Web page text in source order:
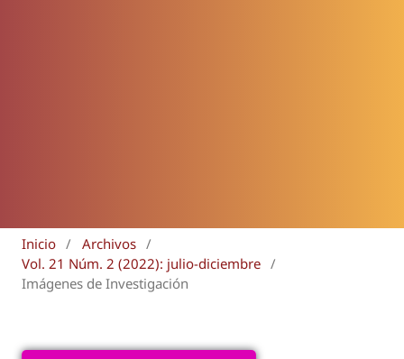
Inicio / Archivos /
Vol. 21 Núm. 2 (2022): julio-diciembre /
Imágenes de Investigación